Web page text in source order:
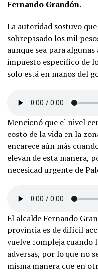
Fernando Grandón.
La autoridad sostuvo
sobrepasado los mil
aunque sea para
impuesto específico de
solo está en manos del
Mencionó que el nivel
costo de la vida en la
encarece aún más
elevan de esta manera,
necesidad urgente de
El alcalde Fernando
provincia es de difícil
vuelve compleja cuando
adversas, por lo que no
misma manera que en